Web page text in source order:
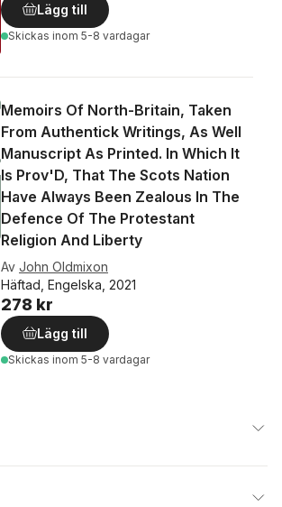
Lägg till
Skickas inom 5-8 vardagar
Memoirs Of North-Britain, Taken
From Authentick Writings, As Well
Manuscript As Printed. In Which It
Is Prov'D, That The Scots Nation
Have Always Been Zealous In The
Defence Of The Protestant
Religion And Liberty
Av John Oldmixon
Häftad, Engelska, 2021
278 kr
Lägg till
Skickas inom 5-8 vardagar